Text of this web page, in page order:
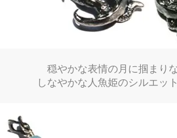
穏やかな表情の月に掴まり
しなやかな人魚姫のシルエ